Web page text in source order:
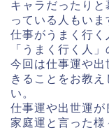
キャラだったり
っている人もいま
仕事がうまく行
「うまく行く人
今回は仕事運や
きることをお教
い。
仕事運や出世運が
家庭運と言った